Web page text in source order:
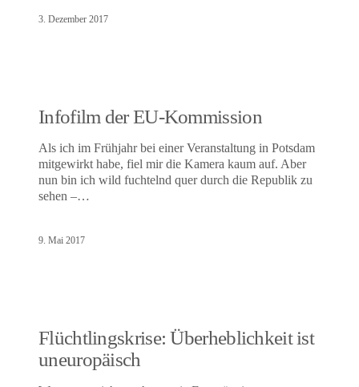
3. Dezember 2017
Infofilm der EU-Kommission
Als ich im Frühjahr bei einer Veranstaltung in Potsdam
mitgewirkt habe, fiel mir die Kamera kaum auf. Aber
nun bin ich wild fuchtelnd quer durch die Republik zu
sehen –…
9. Mai 2017
Flüchtlingskrise: Überheblichkeit ist
uneuropäisch